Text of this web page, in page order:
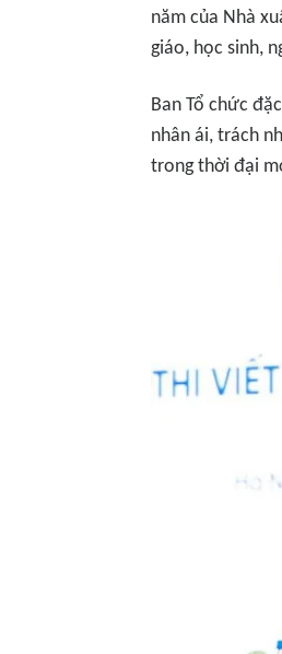
năm của Nhà
giáo, học sinh,
Ban Tổ chức
nhân ái, trách
trong thời đại